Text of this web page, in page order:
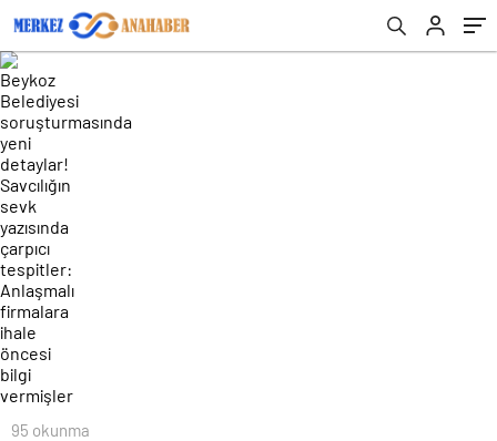
tespitler: Anlaşmalı firmalara ihale öncesi
bilgi vermişler
95 okunma